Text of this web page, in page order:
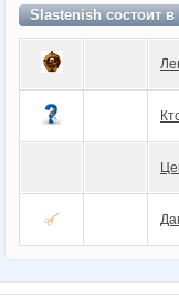
Slastenish состоит в